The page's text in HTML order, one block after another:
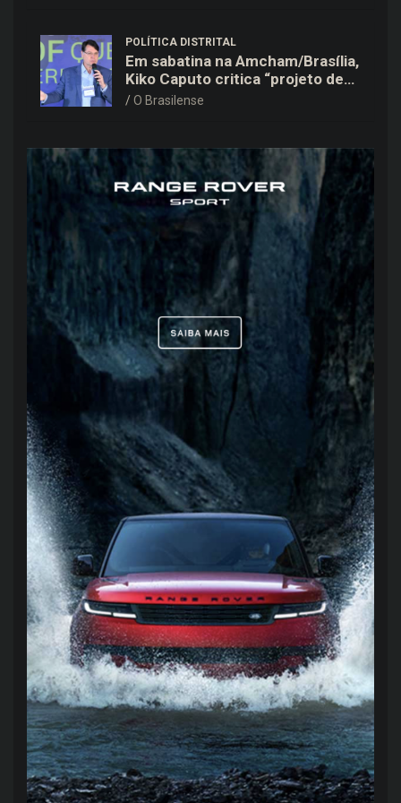
POLÍTICA DISTRITAL
Em sabatina na Amcham/Brasília,
Kiko Caputo critica “projeto de
poder personalístico” e prioriza
O Brasilense